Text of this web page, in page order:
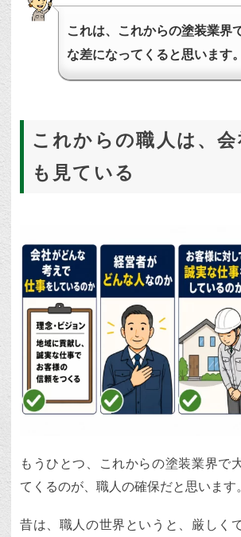
これは、これからの塗装業界
な差になってくると思います。
これからの職人は、
も見ている
もうひとつ、これからの塗装業界で
てくるのが、職人の確保だと思います
昔は、職人の世界というと、厳しく